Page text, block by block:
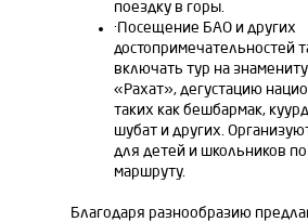
поездку в горы.
·Посещение БАО и других
достопримечательностей
включать тур на
«Рахат», дегустацию
таких как бешбармак,
шубат и других.
для детей и школьников
маршруту.
Благодаря разнообразию